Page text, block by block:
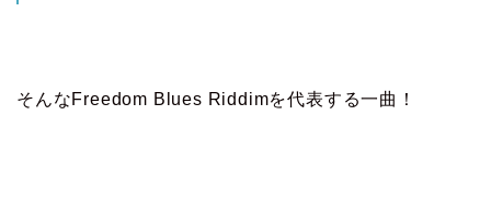
そんなFreedom Blues Riddimを代表する一曲！